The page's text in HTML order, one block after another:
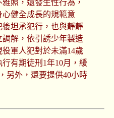
照，還發生性行為，
健全成長的規範意
坦承犯行，也與靜靜
解，依引誘少年製造
軍人犯對於未滿14歲
有期徒刑1年10月，緩
另外，還要提供40小時